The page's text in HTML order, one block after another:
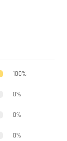
100%
0%
0%
0%